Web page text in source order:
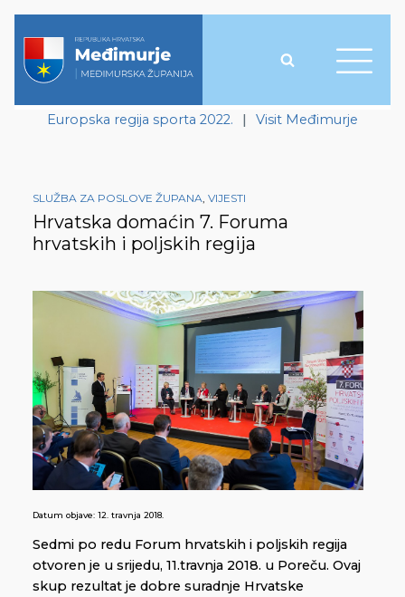
Europska regija sporta 2022. | Visit Međimurje
SLUŽBA ZA POSLOVE ŽUPANA, VIJESTI
Hrvatska domaćin 7. Foruma
hrvatskih i poljskih regija
Datum objave: 12. travnja 2018.
Sedmi po redu Forum hrvatskih i poljskih regija
otvoren je u srijedu, 11.travnja 2018. u Poreču. Ovaj
skup rezultat je dobre suradnje Hrvatske